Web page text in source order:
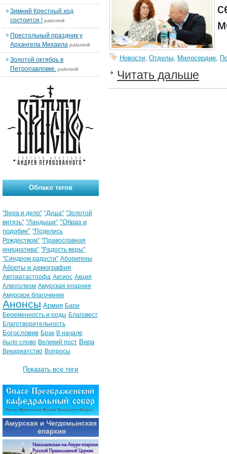
Новости, Отделы, Милосердие,
Читать дальше
Зимний Крестный ход
состоится ! palomnik
Престольный праздник у
Архангела Михаила palomnik
Золотой октябрь в
Петропавловке. palomnik
Облако тегов
"Вера и дело" "Душа" "Золотой
витязь" "Ландыши" "Образ и
подобие" "Поделись
Рождеством" "Православная
инициатива" "Радость веры"
"Синдром радости" Аборигены
Аборты и демография
Автокатастрофа Аксиос Акция
Алкоголизм Амурская епархия
Амурское благочиние
Анонсы Армия Бари
Беременность и роды Благовест
Благотворительность
Богословие Брак В начале
было слово Великий пост Вера
Викариатство Вопросы
Показать все теги